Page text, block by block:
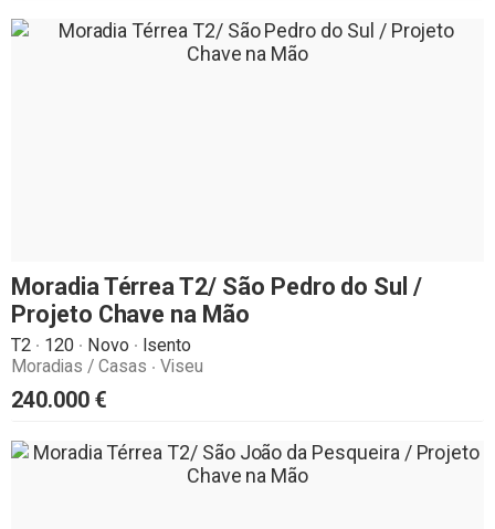
Moradia Térrea T2/ São Pedro do Sul /
Projeto Chave na Mão
T2 120 Novo
Isento
Moradias / Casas
Viseu
240.000 €